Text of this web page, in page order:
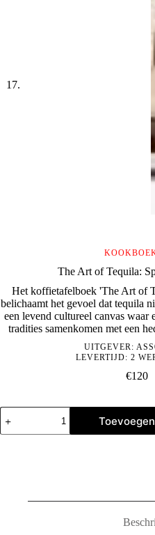
The Art of Tequila:
Het koffietafelboek 'The Art of
belichaamt het gevoel dat tequila
een levend cultureel canvas waar
tradities samenkomen met een
UITGEVER:
LEVERTIJD: 2
€120
The
Art
of